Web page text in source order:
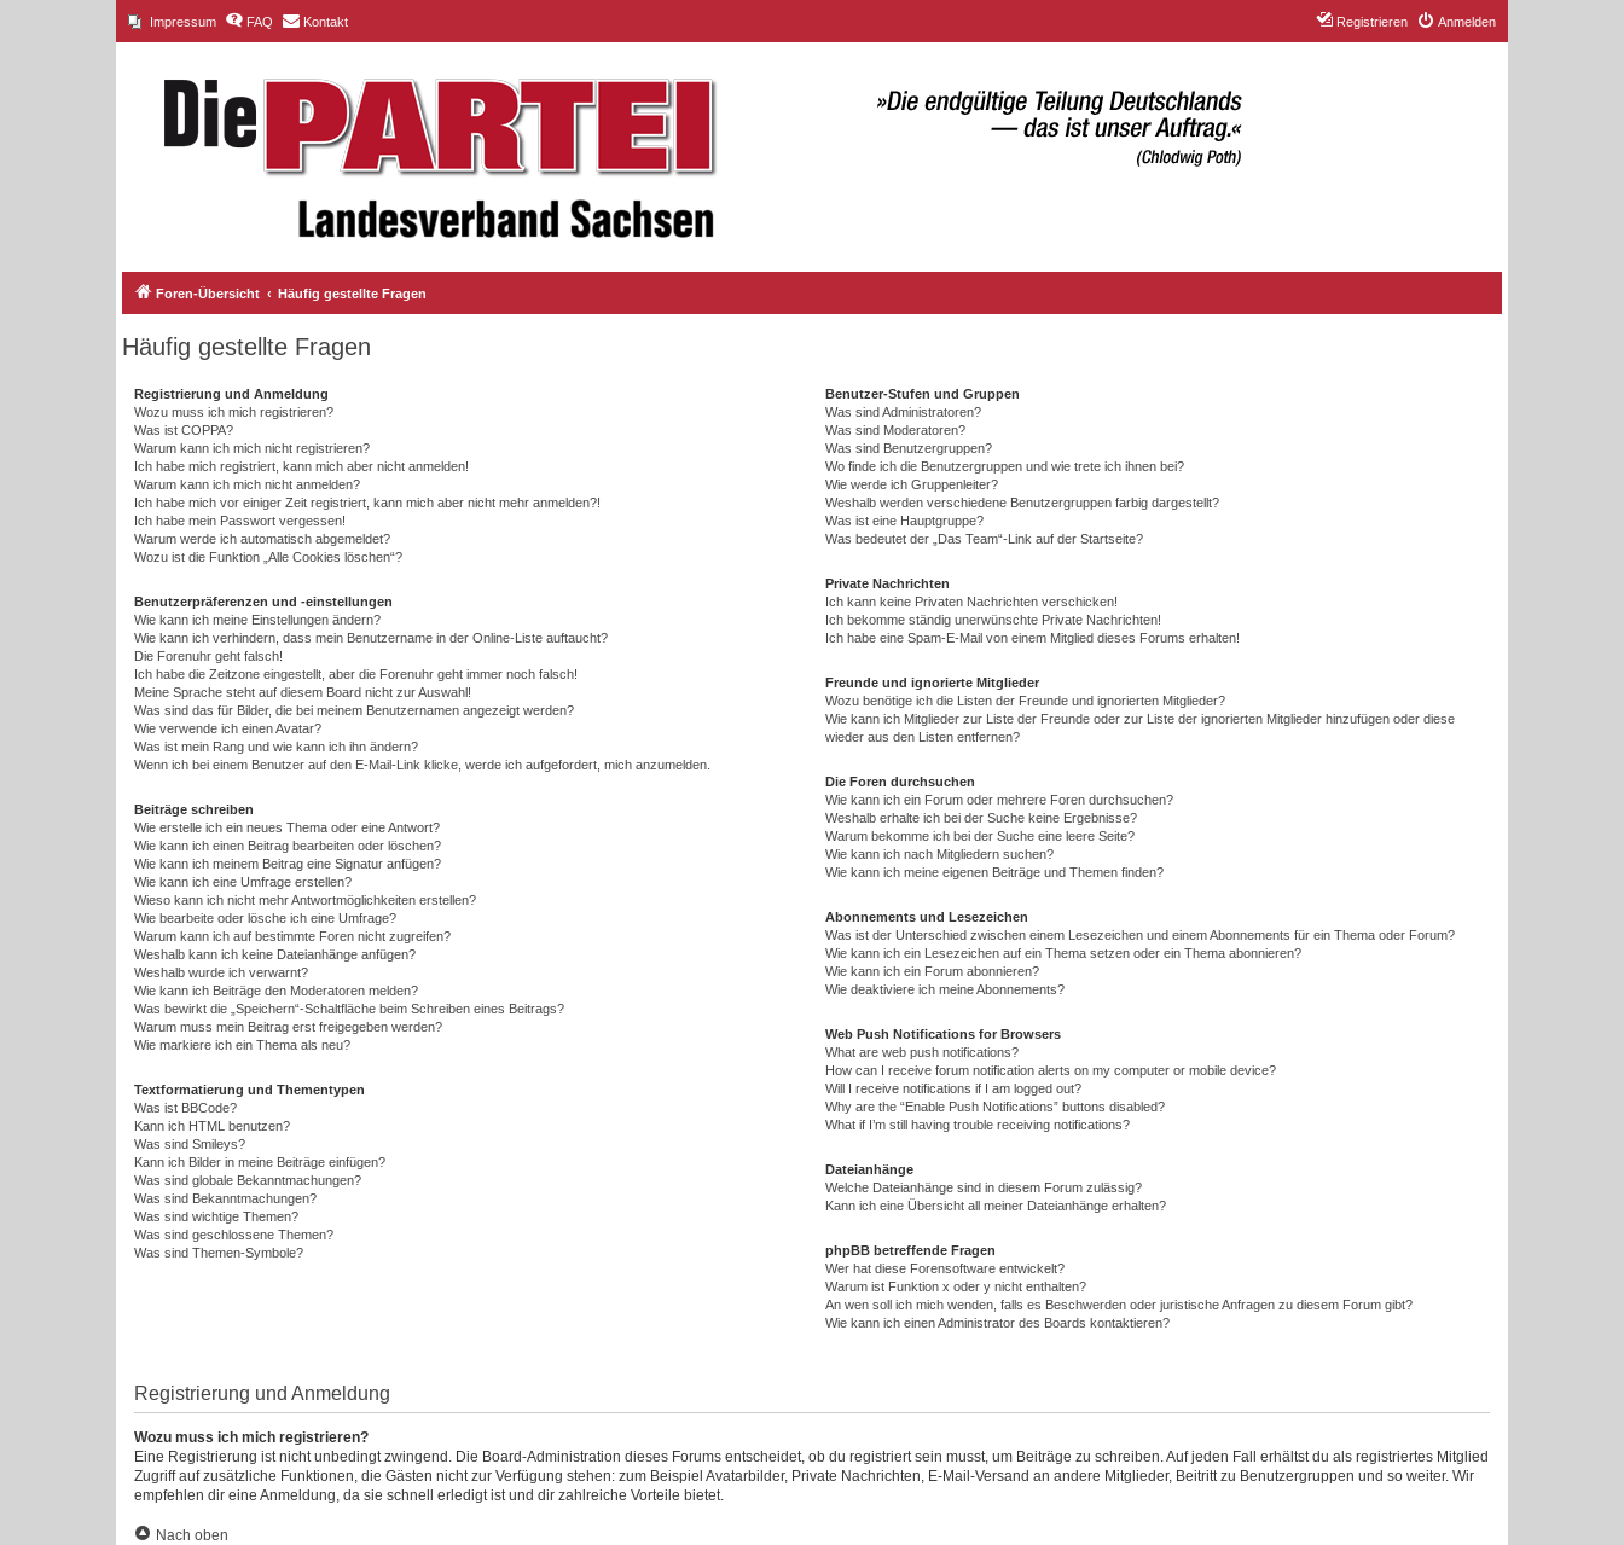
Impressum FAQ Kontakt Anmelden
Registrieren
Foren-Übersicht Häufig gestellte Fragen
Häufig gestellte Fragen
Registrierung und Anmeldung
Wozu muss ich mich registrieren?
Was ist COPPA?
Warum kann ich mich nicht registrieren?
Ich habe mich registriert, kann mich aber nicht anmelden!
Warum kann ich mich nicht anmelden?
Ich habe mich vor einiger Zeit registriert, kann mich aber nicht mehr anmelden?!
Ich habe mein Passwort vergessen!
Warum werde ich automatisch abgemeldet?
Wozu ist die Funktion „Alle Cookies löschen“?
Benutzerpräferenzen und -einstellungen
Wie kann ich meine Einstellungen ändern?
Wie kann ich verhindern, dass mein Benutzername in der Online-Liste auftaucht?
Die Forenuhr geht falsch!
Ich habe die Zeitzone eingestellt, aber die Forenuhr geht immer noch falsch!
Meine Sprache steht auf diesem Board nicht zur Auswahl!
Was sind das für Bilder, die bei meinem Benutzernamen angezeigt werden?
Wie verwende ich einen Avatar?
Was ist mein Rang und wie kann ich ihn ändern?
Wenn ich bei einem Benutzer auf den E-Mail-Link klicke, werde ich aufgefordert, mich anzumelden.
Beiträge schreiben
Wie erstelle ich ein neues Thema oder eine Antwort?
Wie kann ich einen Beitrag bearbeiten oder löschen?
Wie kann ich meinem Beitrag eine Signatur anfügen?
Wie kann ich eine Umfrage erstellen?
Wieso kann ich nicht mehr Antwortmöglichkeiten erstellen?
Wie bearbeite oder lösche ich eine Umfrage?
Warum kann ich auf bestimmte Foren nicht zugreifen?
Weshalb kann ich keine Dateianhänge anfügen?
Weshalb wurde ich verwarnt?
Wie kann ich Beiträge den Moderatoren melden?
Was bewirkt die „Speichern“-Schaltfläche beim Schreiben eines Beitrags?
Warum muss mein Beitrag erst freigegeben werden?
Wie markiere ich ein Thema als neu?
Textformatierung und Thementypen
Was ist BBCode?
Kann ich HTML benutzen?
Was sind Smileys?
Kann ich Bilder in meine Beiträge einfügen?
Was sind globale Bekanntmachungen?
Was sind Bekanntmachungen?
Was sind wichtige Themen?
Was sind geschlossene Themen?
Was sind Themen-Symbole?
Benutzer-Stufen und Gruppen
Was sind Administratoren?
Was sind Moderatoren?
Was sind Benutzergruppen?
Wo finde ich die Benutzergruppen und wie trete ich ihnen bei?
Wie werde ich Gruppenleiter?
Weshalb werden verschiedene Benutzergruppen farbig dargestellt?
Was ist eine Hauptgruppe?
Was bedeutet der „Das Team“-Link auf der Startseite?
Private Nachrichten
Ich kann keine Privaten Nachrichten verschicken!
Ich bekomme ständig unerwünschte Private Nachrichten!
Ich habe eine Spam-E-Mail von einem Mitglied dieses Forums erhalten!
Freunde und ignorierte Mitglieder
Wozu benötige ich die Listen der Freunde und ignorierten Mitglieder?
Wie kann ich Mitglieder zur Liste der Freunde oder zur Liste der ignorierten Mitglieder hinzufügen oder diese
wieder aus den Listen entfernen?
Die Foren durchsuchen
Wie kann ich ein Forum oder mehrere Foren durchsuchen?
Weshalb erhalte ich bei der Suche keine Ergebnisse?
Warum bekomme ich bei der Suche eine leere Seite?
Wie kann ich nach Mitgliedern suchen?
Wie kann ich meine eigenen Beiträge und Themen finden?
Abonnements und Lesezeichen
Was ist der Unterschied zwischen einem Lesezeichen und einem Abonnements für ein Thema oder Forum?
Wie kann ich ein Lesezeichen auf ein Thema setzen oder ein Thema abonnieren?
Wie kann ich ein Forum abonnieren?
Wie deaktiviere ich meine Abonnements?
Web Push Notifications for Browsers
What are web push notifications?
How can I receive forum notification alerts on my computer or mobile device?
Will I receive notifications if I am logged out?
Why are the “Enable Push Notifications” buttons disabled?
What if I’m still having trouble receiving notifications?
Dateianhänge
Welche Dateianhänge sind in diesem Forum zulässig?
Kann ich eine Übersicht all meiner Dateianhänge erhalten?
phpBB betreffende Fragen
Wer hat diese Forensoftware entwickelt?
Warum ist Funktion x oder y nicht enthalten?
An wen soll ich mich wenden, falls es Beschwerden oder juristische Anfragen zu diesem Forum gibt?
Wie kann ich einen Administrator des Boards kontaktieren?
Registrierung und Anmeldung
Wozu muss ich mich registrieren?
Eine Registrierung ist nicht unbedingt zwingend. Die Board-Administration dieses Forums entscheidet, ob du registriert sein musst, um Beiträge zu schreiben. Auf jeden Fall erhältst du als registriertes Mitglied
Zugriff auf zusätzliche Funktionen, die Gästen nicht zur Verfügung stehen: zum Beispiel Avatarbilder, Private Nachrichten, E-Mail-Versand an andere Mitglieder, Beitritt zu Benutzergruppen und so weiter. Wir
empfehlen dir eine Anmeldung, da sie schnell erledigt ist und dir zahlreiche Vorteile bietet.
Nach oben